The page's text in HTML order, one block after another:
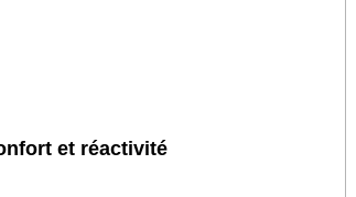
et réactivité